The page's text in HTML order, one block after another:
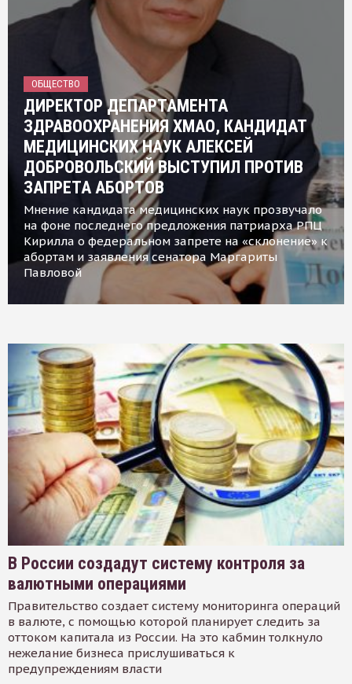
ОБЩЕСТВО
ДИРЕКТОР ДЕПАРТАМЕНТА
ЗДРАВООХРАНЕНИЯ ХМАО, КАНДИДАТ
МЕДИЦИНСКИХ НАУК АЛЕКСЕЙ
ДОБРОВОЛЬСКИЙ ВЫСТУПИЛ ПРОТИВ
ЗАПРЕТА АБОРТОВ
Мнение кандидата медицинских наук прозвучало
на фоне последнего предложения патриарха РПЦ
Кирилла о федеральном запрете на «склонение» к
абортам и заявления сенатора Маргариты
Павловой
В России создадут систему контроля за
валютными операциями
Правительство создает систему мониторинга операций
в валюте, с помощью которой планирует следить за
оттоком капитала из России. На это кабмин толкнуло
нежелание бизнеса прислушиваться к
предупреждениям власти